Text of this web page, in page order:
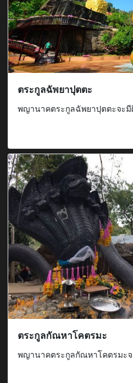
ตระกูลฉัพยาปุตตะ
พญานาคตระกูลฉัพยาปุตตะจะมี
ตระกูลกัณหาโคตรมะ
พญานาคตระกูลกัณหาโคตรมะจ